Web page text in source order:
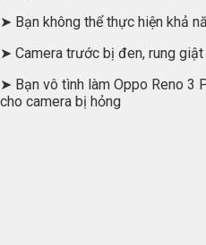
➤ Bạn không thể thực hiện khả
➤ Camera trước bị đen, rung
➤ Bạn vô tình làm Oppo Reno 3
cho camera bị hỏng